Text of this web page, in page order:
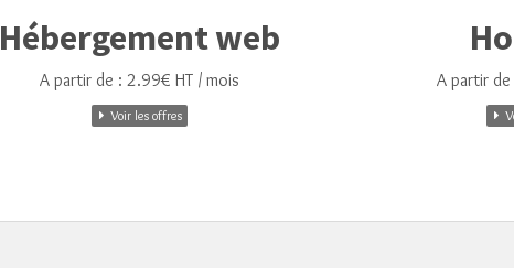
Hébergement web
A partir de : 2.99€ HT / mois
Voir les offres
A partir